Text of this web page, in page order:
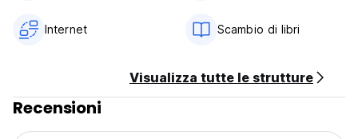
Internet Scambio di libri
Visualizza tutte le strutture
Recensioni